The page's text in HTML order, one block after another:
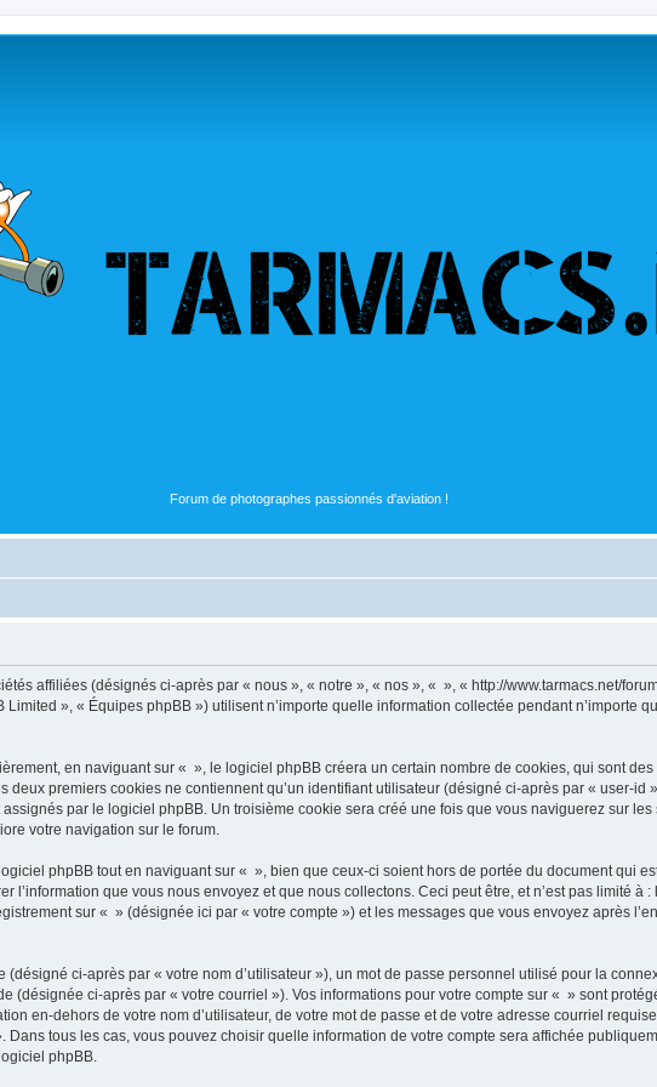
Forum de photographes passionnés d'aviation !
affiliées (désignés ci-après par « nous », « notre », « nos », « », « http://www.tarmacs.net/
», « Équipes phpBB ») utilisent n’importe quelle information collectée pendant n’importe
en naviguant sur « », le logiciel phpBB créera un certain nombre de cookies, qui sont
deux premiers cookies ne contiennent qu’un identifiant utilisateur (désigné ci-après par « user-id
par le logiciel phpBB. Un troisième cookie sera créé une fois que vous naviguerez sur
votre navigation sur le forum.
phpBB tout en naviguant sur « », bien que ceux-ci soient hors de portée du document qui
l’information que vous nous envoyez et que nous collectons. Ceci peut être, et n’est pas limité à
sur « » (désignée ici par « votre compte ») et les messages que vous envoyez après
ci-après par « votre nom d’utilisateur »), un mot de passe personnel utilisé pour la
(désignée ci-après par « votre courriel »). Vos informations pour votre compte sur « » sont
en-dehors de votre nom d’utilisateur, de votre mot de passe et de votre adresse courriel
tous les cas, vous pouvez choisir quelle information de votre compte sera affichée
phpBB.